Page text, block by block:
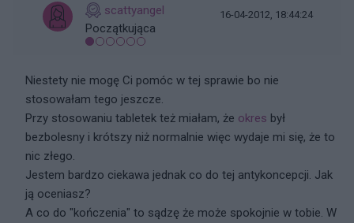
scattyangel
Początkująca
16-04-2012, 18:44:24
Niestety nie mogę Ci pomóc w tej sprawie bo nie
stosowałam tego jeszcze.
Przy stosowaniu tabletek też miałam, że okres był
bezbolesny i krótszy niż normalnie więc wydaje mi się, że to
nic złego.
Jestem bardzo ciekawa jednak co do tej antykoncepcji. Jak
ją oceniasz?
A co do "kończenia" to sądzę że może spokojnie w tobie. W